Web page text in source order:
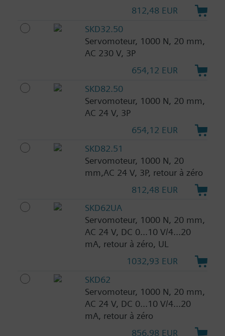
812,48 EUR
SKD32.50
Servomoteur, 1000 N, 20 mm,
AC 230 V, 3P
654,12 EUR
SKD82.50
Servomoteur, 1000 N, 20 mm,
AC 24 V, 3P
654,12 EUR
SKD82.51
Servomoteur, 1000 N, 20
mm,AC 24 V, 3P, retour à zéro
812,48 EUR
SKD62UA
Servomoteur, 1000 N, 20 mm,
AC 24 V, DC 0...10 V/4...20
mA, retour à zéro, UL
1032,93 EUR
SKD62
Servomoteur, 1000 N, 20 mm,
AC 24 V, DC 0...10 V/4...20
mA, retour à zéro
856,98 EUR